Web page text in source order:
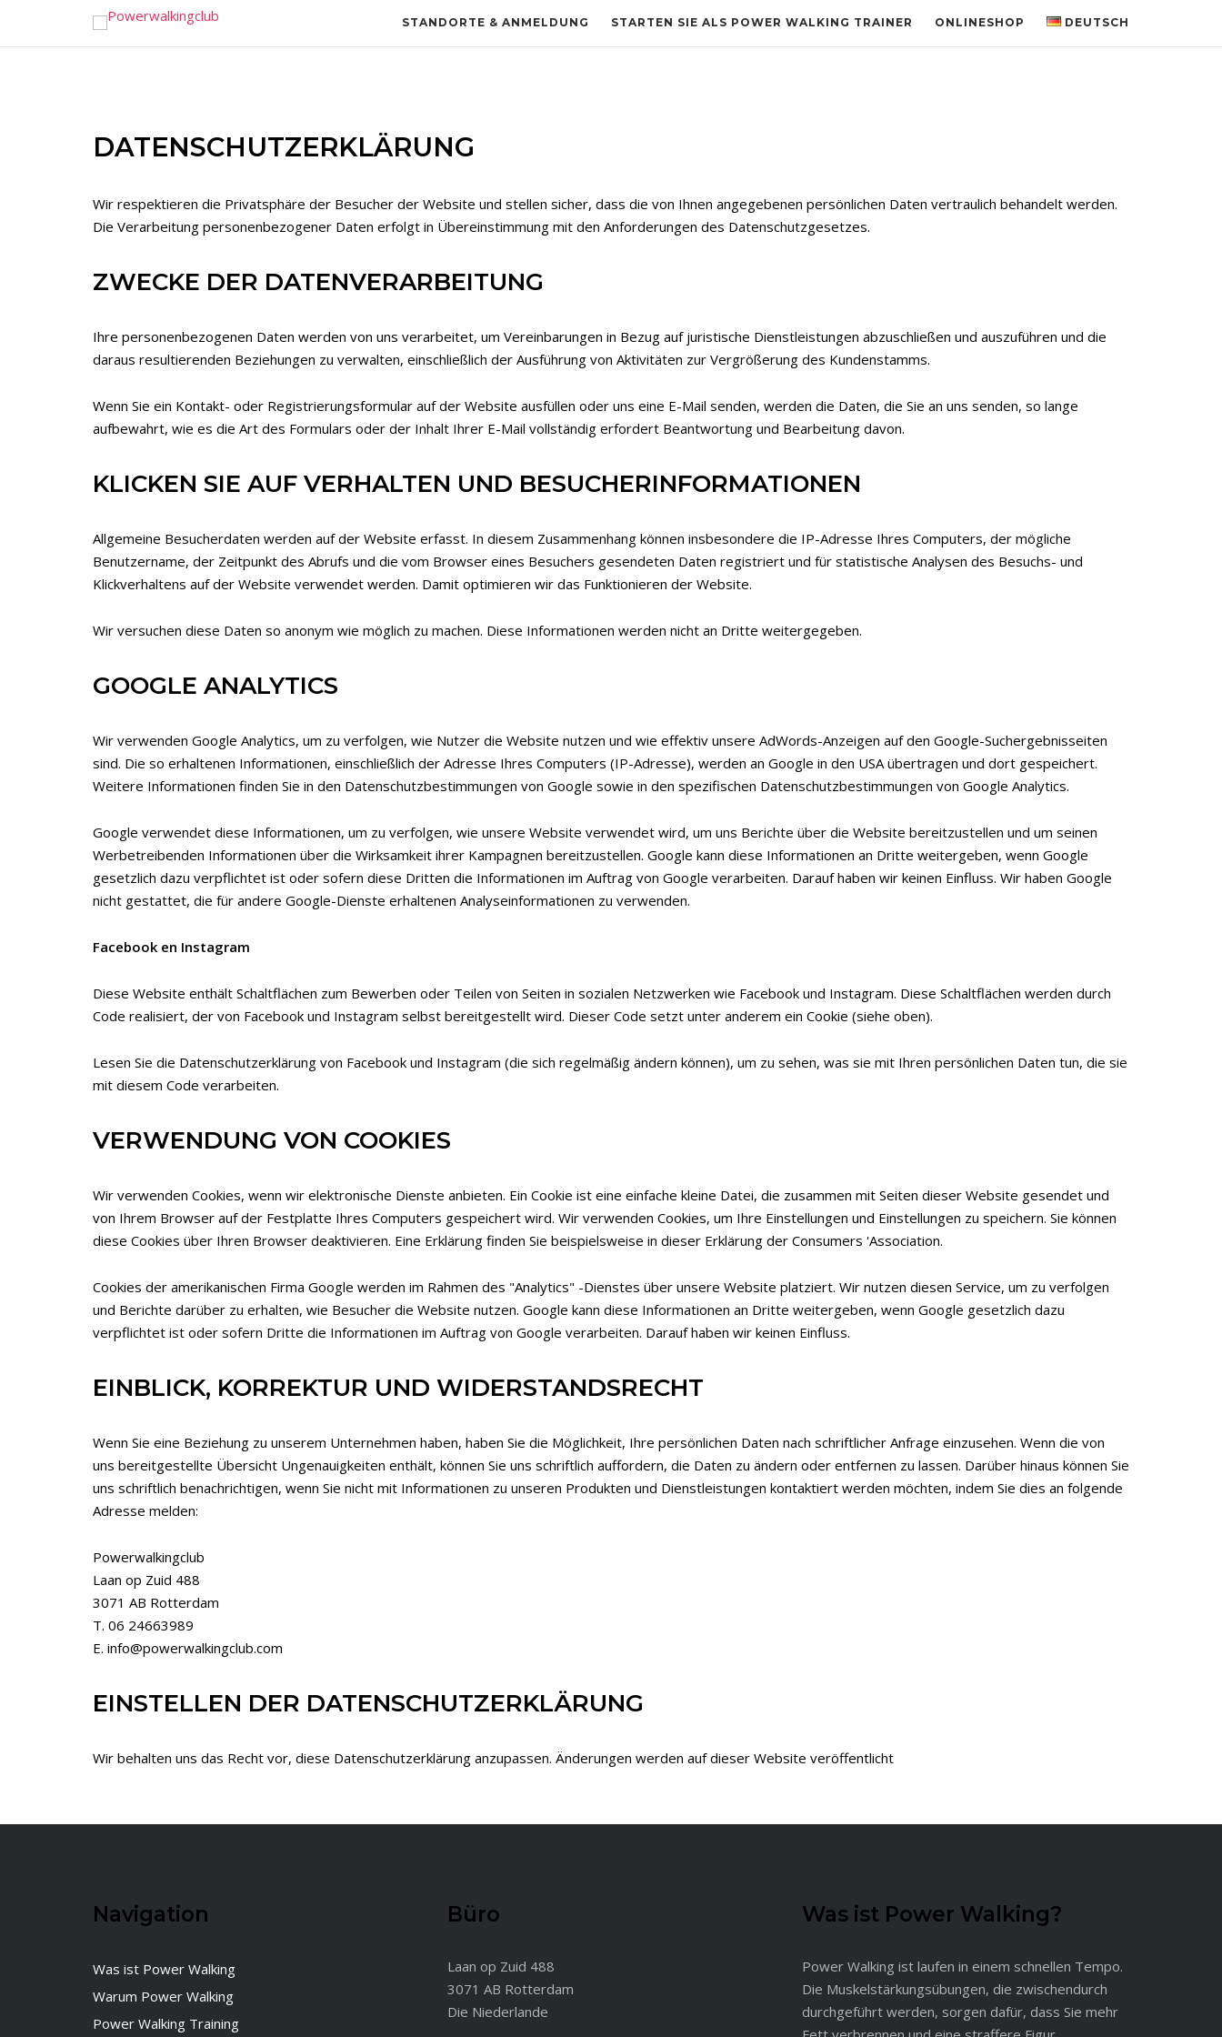
STANDORTE & ANMELDUNG STARTEN SIE ALS POWER WALKING TRAINER ONLINESHOP DEUTSCH
DATENSCHUTZERKLÄRUNG
Wir respektieren die Privatsphäre der Besucher der Website und stellen sicher, dass die von Ihnen angegebenen persönlichen Daten vertraulich behandelt werden.
Die Verarbeitung personenbezogener Daten erfolgt in Übereinstimmung mit den Anforderungen des Datenschutzgesetzes.
ZWECKE DER DATENVERARBEITUNG
Ihre personenbezogenen Daten werden von uns verarbeitet, um Vereinbarungen in Bezug auf juristische Dienstleistungen abzuschließen und auszuführen und die
daraus resultierenden Beziehungen zu verwalten, einschließlich der Ausführung von Aktivitäten zur Vergrößerung des Kundenstamms.
Wenn Sie ein Kontakt- oder Registrierungsformular auf der Website ausfüllen oder uns eine E-Mail senden, werden die Daten, die Sie an uns senden, so lange
aufbewahrt, wie es die Art des Formulars oder der Inhalt Ihrer E-Mail vollständig erfordert Beantwortung und Bearbeitung davon.
KLICKEN SIE AUF VERHALTEN UND BESUCHERINFORMATIONEN
Allgemeine Besucherdaten werden auf der Website erfasst. In diesem Zusammenhang können insbesondere die IP-Adresse Ihres Computers, der mögliche
Benutzername, der Zeitpunkt des Abrufs und die vom Browser eines Besuchers gesendeten Daten registriert und für statistische Analysen des Besuchs- und
Klickverhaltens auf der Website verwendet werden. Damit optimieren wir das Funktionieren der Website.
Wir versuchen diese Daten so anonym wie möglich zu machen. Diese Informationen werden nicht an Dritte weitergegeben.
GOOGLE ANALYTICS
Wir verwenden Google Analytics, um zu verfolgen, wie Nutzer die Website nutzen und wie effektiv unsere AdWords-Anzeigen auf den Google-Suchergebnisseiten
sind. Die so erhaltenen Informationen, einschließlich der Adresse Ihres Computers (IP-Adresse), werden an Google in den USA übertragen und dort gespeichert.
Weitere Informationen finden Sie in den Datenschutzbestimmungen von Google sowie in den spezifischen Datenschutzbestimmungen von Google Analytics.
Google verwendet diese Informationen, um zu verfolgen, wie unsere Website verwendet wird, um uns Berichte über die Website bereitzustellen und um seinen
Werbetreibenden Informationen über die Wirksamkeit ihrer Kampagnen bereitzustellen. Google kann diese Informationen an Dritte weitergeben, wenn Google
gesetzlich dazu verpflichtet ist oder sofern diese Dritten die Informationen im Auftrag von Google verarbeiten. Darauf haben wir keinen Einfluss. Wir haben Google
nicht gestattet, die für andere Google-Dienste erhaltenen Analyseinformationen zu verwenden.
Facebook en Instagram
Diese Website enthält Schaltflächen zum Bewerben oder Teilen von Seiten in sozialen Netzwerken wie Facebook und Instagram. Diese Schaltflächen werden durch
Code realisiert, der von Facebook und Instagram selbst bereitgestellt wird. Dieser Code setzt unter anderem ein Cookie (siehe oben).
Lesen Sie die Datenschutzerklärung von Facebook und Instagram (die sich regelmäßig ändern können), um zu sehen, was sie mit Ihren persönlichen Daten tun, die sie
mit diesem Code verarbeiten.
VERWENDUNG VON COOKIES
Wir verwenden Cookies, wenn wir elektronische Dienste anbieten. Ein Cookie ist eine einfache kleine Datei, die zusammen mit Seiten dieser Website gesendet und
von Ihrem Browser auf der Festplatte Ihres Computers gespeichert wird. Wir verwenden Cookies, um Ihre Einstellungen und Einstellungen zu speichern. Sie können
diese Cookies über Ihren Browser deaktivieren. Eine Erklärung finden Sie beispielsweise in dieser Erklärung der Consumers 'Association.
Cookies der amerikanischen Firma Google werden im Rahmen des "Analytics" -Dienstes über unsere Website platziert. Wir nutzen diesen Service, um zu verfolgen
und Berichte darüber zu erhalten, wie Besucher die Website nutzen. Google kann diese Informationen an Dritte weitergeben, wenn Google gesetzlich dazu
verpflichtet ist oder sofern Dritte die Informationen im Auftrag von Google verarbeiten. Darauf haben wir keinen Einfluss.
EINBLICK, KORREKTUR UND WIDERSTANDSRECHT
Wenn Sie eine Beziehung zu unserem Unternehmen haben, haben Sie die Möglichkeit, Ihre persönlichen Daten nach schriftlicher Anfrage einzusehen. Wenn die von
uns bereitgestellte Übersicht Ungenauigkeiten enthält, können Sie uns schriftlich auffordern, die Daten zu ändern oder entfernen zu lassen. Darüber hinaus können Sie
uns schriftlich benachrichtigen, wenn Sie nicht mit Informationen zu unseren Produkten und Dienstleistungen kontaktiert werden möchten, indem Sie dies an folgende
Adresse melden:
Powerwalkingclub
Laan op Zuid 488
3071 AB Rotterdam
T. 06 24663989
E. info@powerwalkingclub.com
EINSTELLEN DER DATENSCHUTZERKLÄRUNG
Wir behalten uns das Recht vor, diese Datenschutzerklärung anzupassen. Änderungen werden auf dieser Website veröffentlicht
Navigation
Was ist Power Walking
Warum Power Walking
Power Walking Training
Büro
Laan op Zuid 488
3071 AB Rotterdam
Die Niederlande
Was ist Power Walking?
Power Walking ist laufen in einem schnellen Tempo.
Die Muskelstärkungsübungen, die zwischendurch
durchgeführt werden, sorgen dafür, dass Sie mehr